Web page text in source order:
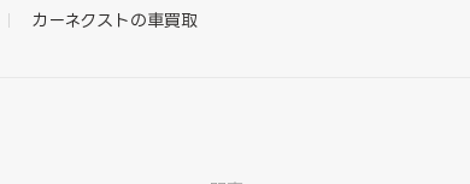
カーネクストの車買取